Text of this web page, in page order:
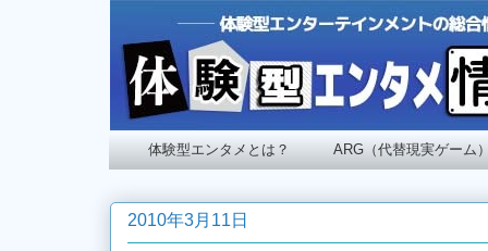
体験型エンタメとは？ ARG（代替現実ゲーム
2010年3月11日